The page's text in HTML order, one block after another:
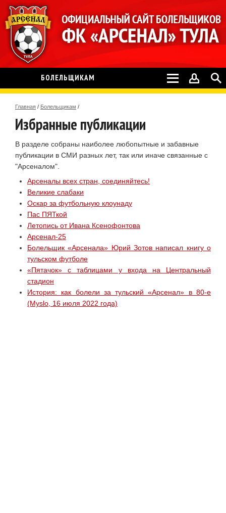
БОЛЕЛЬЩИКАМ
Главная / Болельщикам /
Избранные публикации
В разделе собраны наиболее любопытные и забавные
публикации в СМИ разных лет, так или иначе связанные с
"Арсеналом".
Арсеналы всех стран, соединяйтесь!
Великие слабаки
Оскар за футбольную клоунаду
Пас ПЯТкой
Летопись от Ивана Ксенофонтова
Арсенал-25
Болельщик «Арсенала» Юрий Зотов написал книгу о
тульском футболе
«Пятачок» с таблицами у входа на Центральный
стадион
История: как болели за тульский «Арсенал» в 80-е
(Myslo, 16 июля 2022 года)